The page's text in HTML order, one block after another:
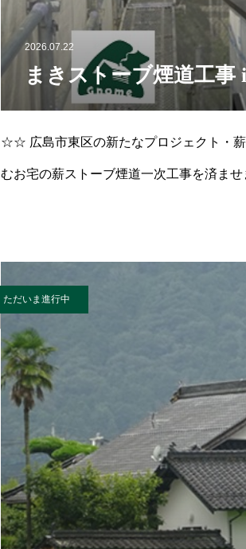
2026.07.22
まきストーブ煙道工事
☆☆ 広島市東区の新たなプロジェクト・
むお宅の薪ストーブ煙道一次工事を済
ただいま進行中